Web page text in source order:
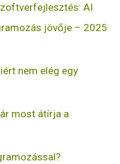
AI
jövője – 2025
nem elég egy
most átírja a